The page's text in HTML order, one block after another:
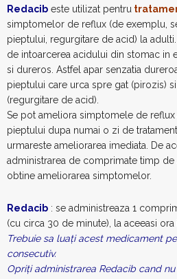
Redacib este utilizat pentru
simptomelor de reflux (de exemplu,
pieptului, regurgitare de acid) la
de intoarcerea acidului din stomac in
si dureros. Astfel apar senzatia
pieptului care urca spre gat (pirozis)
(regurgitare de acid).
Se pot ameliora simptomele de reflux
pieptului dupa numai o zi de
urmareste ameliorarea imediata. De
administrarea de comprimate timp
obtine ameliorarea simptomelor.
Redacib : se administreaza 1
(cu circa 30 de minute), la aceeasi ora
Trebuie sa luaţi acest medicament
consecutiv.
Opriţi administrarea Redacib cand